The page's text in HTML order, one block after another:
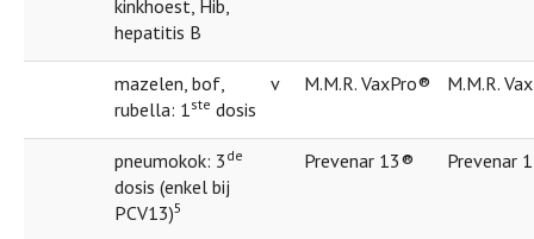
kinkhoest, Hib,
hepatitis B
mazelen, bof,
rubella: 1ste dosis
v M.M.R. VaxPro® M.M.R.
pneumokok: 3 de
dosis (enkel bij
PCV13)5
Prevenar 13® Prevenar